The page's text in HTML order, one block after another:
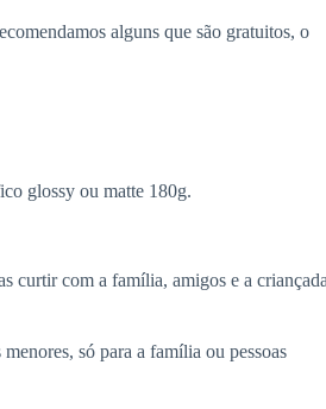
alguns que são gratuitos, o
glossy ou matte 180g.
curtir com a família, amigos e a
só para a família ou pessoas